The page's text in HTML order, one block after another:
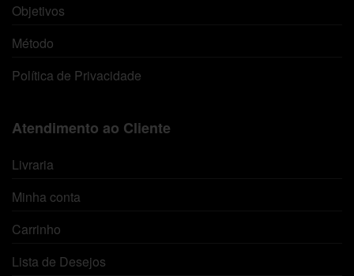
Objetivos
Método
Política de Privacidade
Atendimento ao Cliente
Livraria
Minha conta
Carrinho
Lista de Desejos